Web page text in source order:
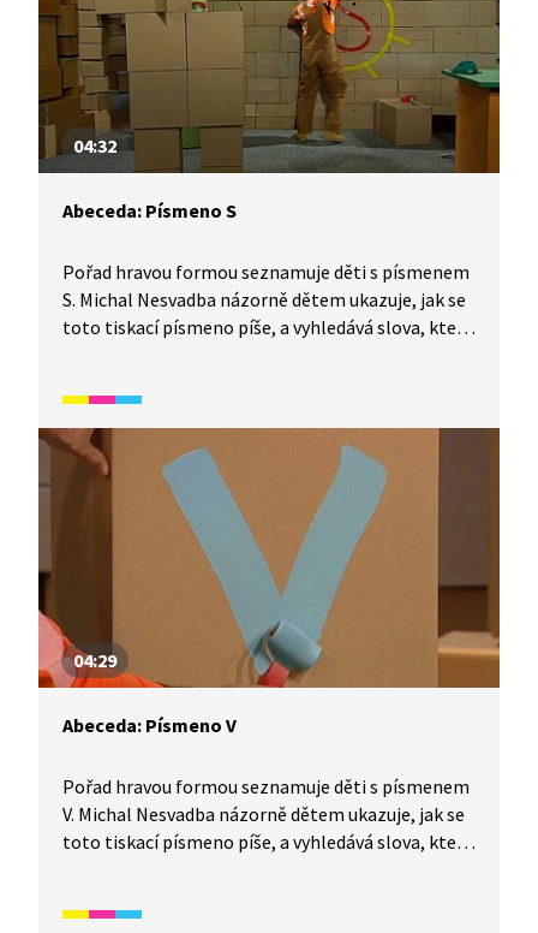
04:32
Abeceda: Písmeno S
Pořad hravou formou seznamuje děti s písmenem
S. Michal Nesvadba názorně dětem ukazuje, jak se
toto tiskací písmeno píše, a vyhledává slova, která
Určeno především pro začátečníky mladšího
školního věku.
04:29
Abeceda: Písmeno V
Pořad hravou formou seznamuje děti s písmenem
V. Michal Nesvadba názorně dětem ukazuje, jak se
toto tiskací písmeno píše, a vyhledává slova, která
Určeno především pro začátečníky mladšího